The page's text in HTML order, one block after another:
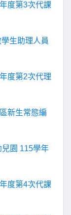
度第3次代課
生助理人員
度第2次代理
新生常態編
園 115學年
度第4次代課